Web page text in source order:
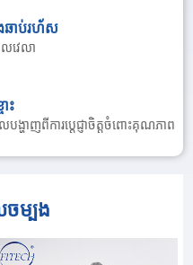
ឆាប់រហ័ស
វេលា
ះ
បង្ហាញពីការប្តេជ្ញាចិត្តចំពោះគុណភាព
ម្បង